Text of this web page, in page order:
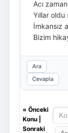
Acı
Yıllar
İmkansız
Bizim
Ara
Cevapla
« Önceki
Konu|
Sonraki